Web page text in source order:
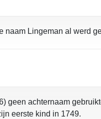
naam Lingeman al werd
geen achternaam
eerste kind in 1749.